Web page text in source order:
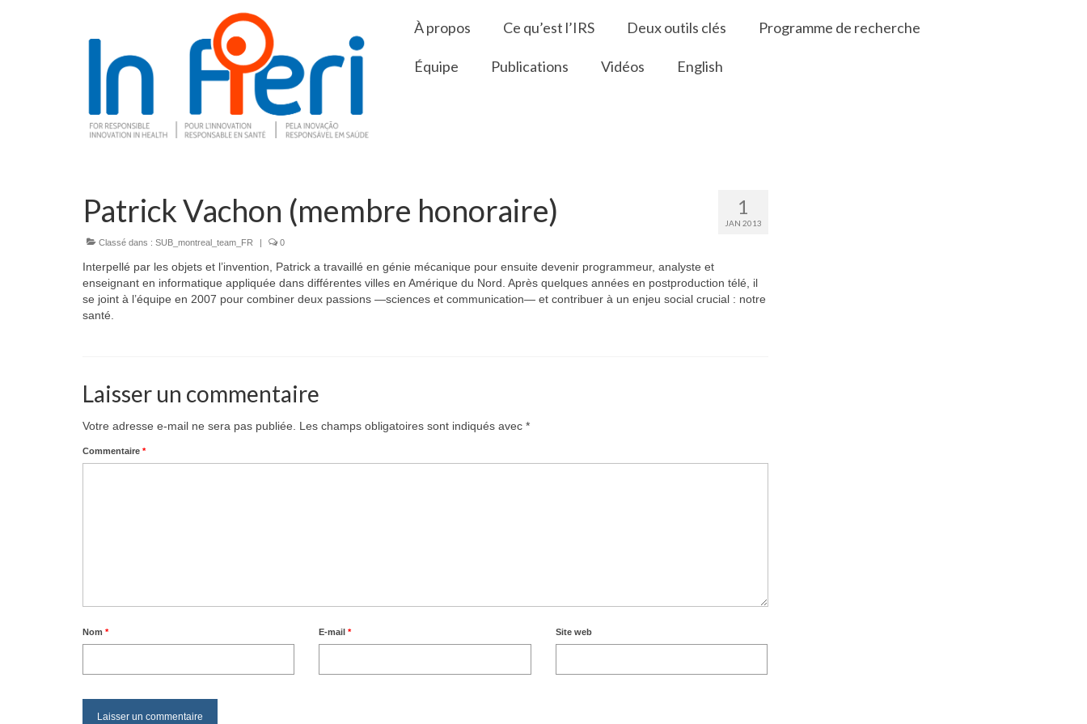
À propos Ce qu’est l’IRS Deux outils clés Programme de recherche
Équipe Publications Vidéos English
1
JAN 2013
Patrick Vachon (membre honoraire)
Classé dans : SUB_montreal_team_FR | 0
Interpellé par les objets et l’invention, Patrick a travaillé en génie mécanique pour ensuite devenir programmeur, analyste et
enseignant en informatique appliquée dans différentes villes en Amérique du Nord. Après quelques années en postproduction télé, il
se joint à l’équipe en 2007 pour combiner deux passions —sciences et communication— et contribuer à un enjeu social crucial : notre
santé.
Laisser un commentaire
Votre adresse e-mail ne sera pas publiée. Les champs obligatoires sont indiqués avec *
Commentaire *
Nom * E-mail* Site web